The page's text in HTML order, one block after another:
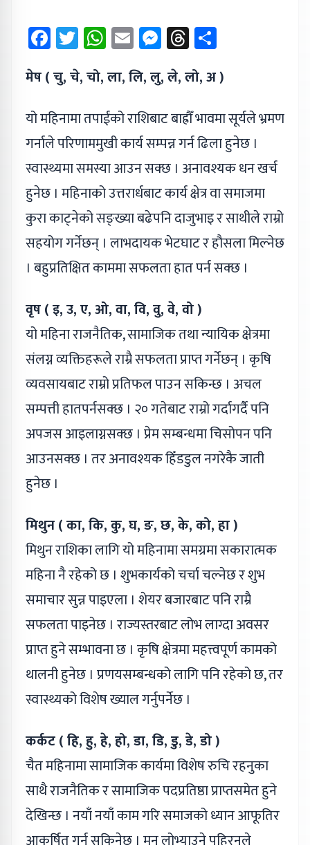
Facebook
Twitter
WhatsApp
EmailMessenger
Threads
मेष ( चु, चे, चो, ला, लि, लु, ले, लो, अ )
यो महिनामा तपाईंको राशिबाट बाह्रौँ भावमा सूर्यले भ्रमण
गर्नाले परिणाममुखी कार्य सम्पन्न गर्न ढिला हुनेछ ।
स्वास्थ्यमा समस्या आउन सक्छ । अनावश्यक धन खर्च
हुनेछ । महिनाको उत्तरार्धबाट कार्य क्षेत्र वा समाजमा
कुरा काट्नेको सङ्ख्या बढेपनि दाजुभाइ र साथीले राम्रो
सहयोग गर्नेछन् । लाभदायक भेटघाट र हौसला मिल्नेछ
। बहुप्रतिक्षित काममा सफलता हात पर्न सक्छ ।
वृष ( इ, उ, ए, ओ, वा, वि, वु, वे, वो )
यो महिना राजनैतिक, सामाजिक तथा न्यायिक क्षेत्रमा
संलग्न व्यक्तिहरूले राम्रै सफलता प्राप्त गर्नेछन् । कृषि
व्यवसायबाट राम्रो प्रतिफल पाउन सकिन्छ । अचल
सम्पत्ती हातपर्नसक्छ । २० गतेबाट राम्रो गर्दागर्दै पनि
अपजस आइलाग्नसक्छ । प्रेम सम्बन्धमा चिसोपन पनि
आउनसक्छ । तर अनावश्यक हिँडडुल नगरेकै जाती
हुनेछ ।
मिथुन ( का, कि, कु, घ, ङ, छ, के, को, हा )
मिथुन राशिका लागि यो महिनामा समग्रमा सकारात्मक
महिना नै रहेको छ । शुभकार्यको चर्चा चल्नेछ र शुभ
समाचार सुन्न पाइएला । शेयर बजारबाट पनि राम्रै
सफलता पाइनेछ । राज्यस्तरबाट लोभ लाग्दा अवसर
प्राप्त हुने सम्भावना छ । कृषि क्षेत्रमा महत्त्वपूर्ण कामको
थालनी हुनेछ । प्रणयसम्बन्धको लागि पनि रहेको छ, तर
स्वास्थ्यको विशेष ख्याल गर्नुपर्नेछ ।
कर्कट ( हि, हु, हे, हो, डा, डि, डु, डे, डो )
चैत महिनामा सामाजिक कार्यमा विशेष रुचि रहनुका
साथै राजनैतिक र सामाजिक पदप्रतिष्ठा प्राप्तसमेत हुने
देखिन्छ । नयाँ नयाँ काम गरि समाजको ध्यान आफूतिर